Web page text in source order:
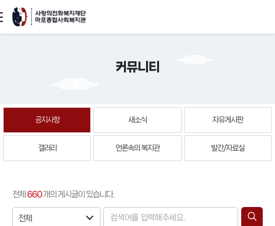
본문
커뮤니티
공지사항 새소식 자유게시판
갤러리 언론속의 복지관 발간/자료실
전체 660개의 게시글이 있습니다.